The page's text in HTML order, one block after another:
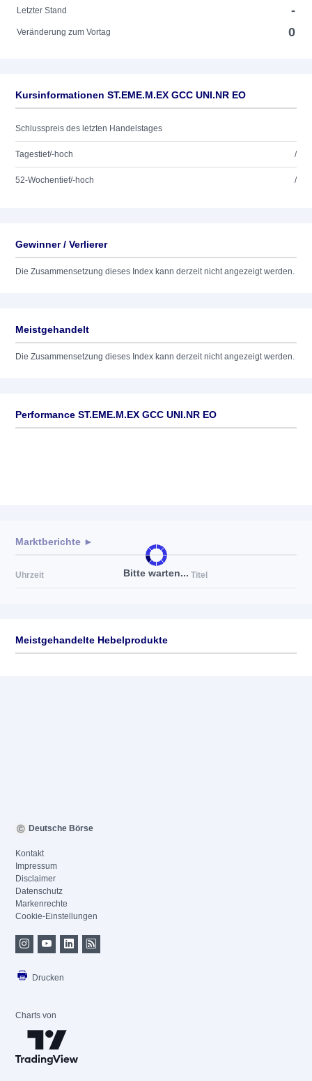
Letzter Stand
-
Veränderung zum Vortag 0
Kursinformationen ST.EME.M.EX GCC UNI.NR EO
Schlusspreis des letzten Handelstages
Tagestief/-hoch /
52-Wochentief/-hoch /
Gewinner / Verlierer
Die Zusammensetzung dieses Index kann derzeit nicht angezeigt werden.
Meistgehandelt
Die Zusammensetzung dieses Index kann derzeit nicht angezeigt werden.
Performance ST.EME.M.EX GCC UNI.NR EO
Bitte warten...
Marktberichte ►
Uhrzeit Titel
Meistgehandelte Hebelprodukte
Deutsche Börse
Kontakt
Impressum
Disclaimer
Datenschutz
Markenrechte
Cookie-Einstellungen
Drucken
Charts von